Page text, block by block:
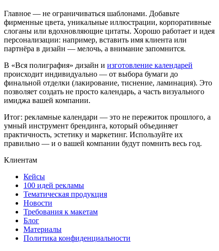
Главное — не ограничиваться шаблонами. Добавьте
фирменные цвета, уникальные иллюстрации, корпоративные
слоганы или вдохновляющие цитаты. Хорошо работает и идея
персонализации: например, вставить имя клиента или
партнёра в дизайн — мелочь, а внимание запомнится.
В «Вся полиграфия» дизайн и изготовление календарей
происходит индивидуально — от выбора бумаги до
финальной отделки (лакирование, тиснение, ламинация). Это
позволяет создать не просто календарь, а часть визуального
имиджа вашей компании.
Итог: рекламные календари — это не пережиток прошлого, а
умный инструмент брендинга, который объединяет
практичность, эстетику и маркетинг. Используйте их
правильно — и о вашей компании будут помнить весь год.
Клиентам
Кейсы
100 идей рекламы
Тематическая продукция
Новости
Требования к макетам
Блог
Материалы
Политика конфиденциальности